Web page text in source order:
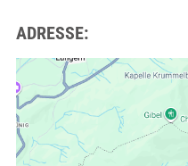
ADRESSE: